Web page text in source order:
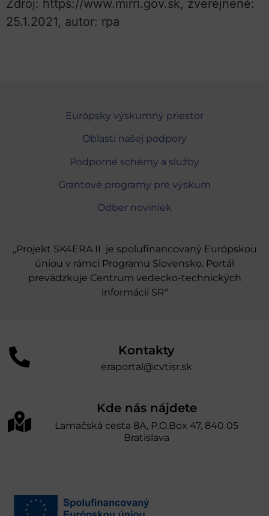
Zdroj: https://www.mirri.gov.sk, zverejnené:
25.1.2021, autor: rpa
Európsky výskumný priestor
Oblasti našej podpory
Podporné schémy a služby
Grantové programy pre výskum
Odber noviniek
„Projekt SK4ERA II je spolufinancovaný Európskou
úniou v rámci Programu Slovensko. Portál
prevádzkuje Centrum vedecko-technických
informácií SR“
Kontakty
eraportal@cvtisr.sk
Kde nás nájdete
Lamačská cesta 8A, P.O.Box 47, 840 05
Bratislava